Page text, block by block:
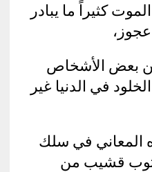
كثيراً ما يبادر
عجوز،
بعض الأشخاص
في الدنيا غير
المعاني في سلك
ثوب قشيب من